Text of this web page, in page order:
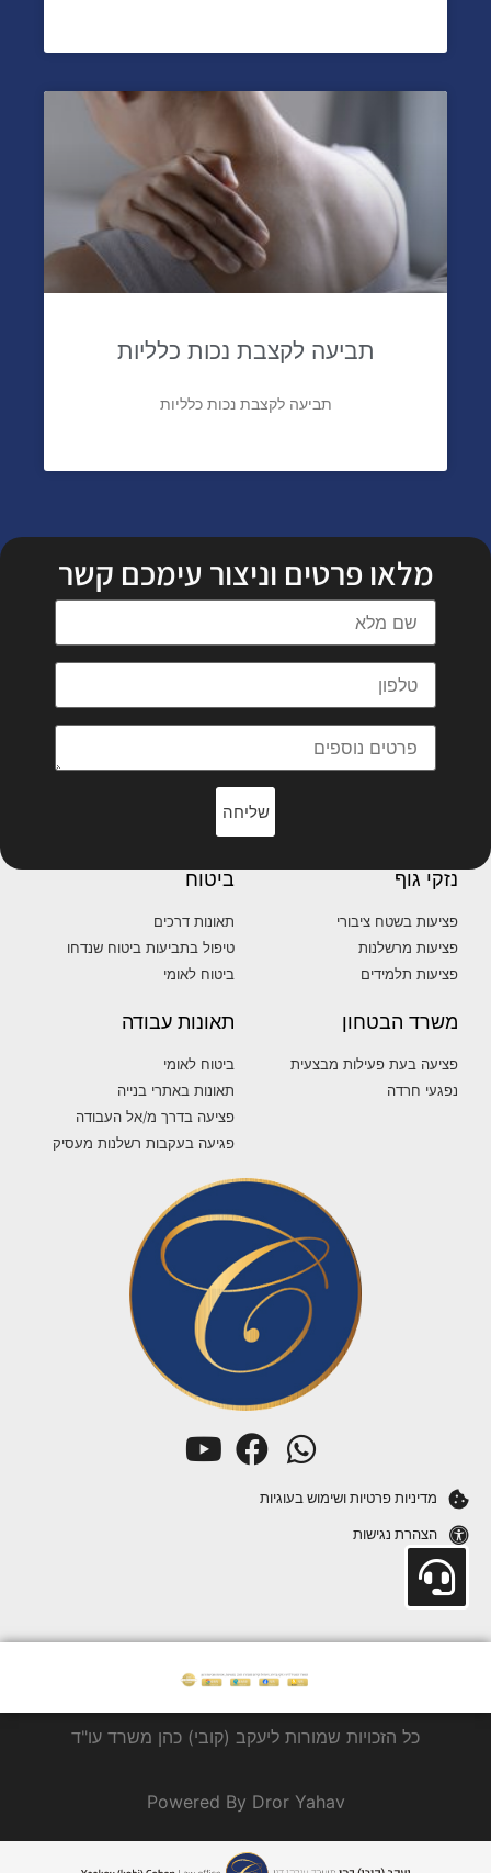
תביעה לקצבת נכות כלליות
תביעה לקצבת נכות כלליות
מלאו פרטים וניצור עימכם קשר
שליחה
נזקי גוף
פציעות בשטח ציבורי
פציעות מרשלנות
פציעות תלמידים
ביטוח
תאונות דרכים
טיפול בתביעות ביטוח שנדחו
ביטוח לאומי
משרד הבטחון
פציעה בעת פעילות מבצעית
נפגעי חרדה
תאונות עבודה
ביטוח לאומי
תאונות באתרי בנייה
פציעה בדרך מ/אל העבודה
פגיעה בעקבות רשלנות מעסיק
מדיניות פרטיות ושימוש בעוגיות
הצהרת נגישות
כל הזכויות שמורות ליעקב (קובי) כהן משרד עו"ד
Powered By Dror Yahav